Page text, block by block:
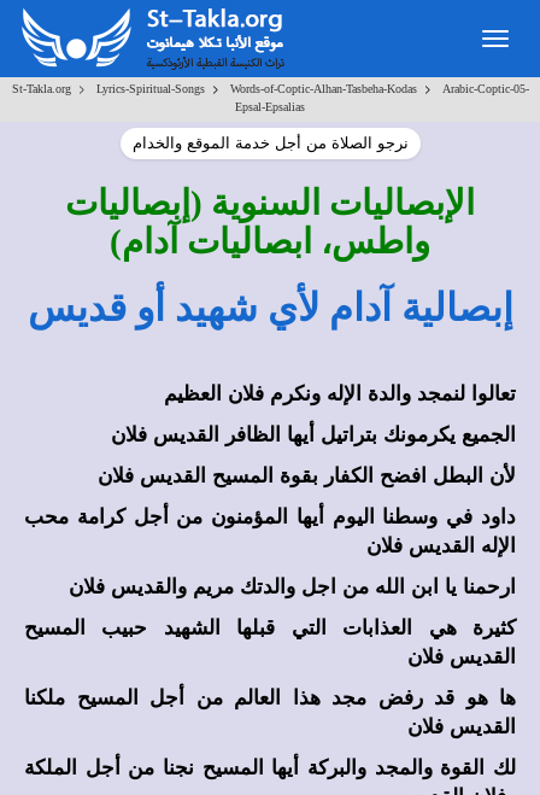
St-Takla.org> Lyrics-Spiritual-Songs> Words-of-Coptic-Alhan-Tasbeha-Kodas>
Arabic-Coptic-05-
Epsal-Epsalias
نرجو الصلاة من أجل خدمة الموقع والخدام
الإبصاليات السنوية (إبصاليات
واطس، ابصاليات آدام)
إبصالية آدام لأي شهيد أو قديس
تعالوا لنمجد والدة الإله ونكرم فلان العظيم
الجميع يكرمونك بتراتيل أيها الظافر القديس فلان
لأن البطل افضح الكفار بقوة المسيح القديس فلان
داود في وسطنا اليوم أيها المؤمنون من أجل كرامة محب
الإله القديس فلان
ارحمنا يا ابن الله من اجل والدتك مريم والقديس فلان
كثيرة هي العذابات التي قبلها الشهيد حبيب المسيح
القديس فلان
ها هو قد رفض مجد هذا العالم من أجل المسيح ملكنا
القديس فلان
لك القوة والمجد والبركة أيها المسيح نجنا من أجل الملكة